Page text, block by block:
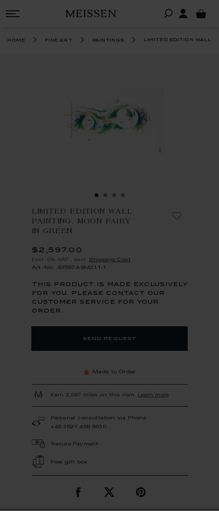
home fine art paintings limited edition wall
LIMITED EDITION WALL
PAINTING, MOON FAIRY
IN GREEN
$2,597.00
Excl. 0% VAT excl. Shipping Cost
Art.-No.: 935974-9M211-1
this product is made exclusively
for you. please contact our
customer service for your
order.
send request
Made to Order
Earn 2,597 miles on this item. Learn more
Personal consultation via Phone
+49 3521 468 6630
Secure Payment
Free gift box